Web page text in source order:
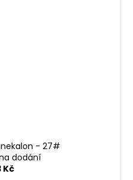
- 27#
dodání
Kč